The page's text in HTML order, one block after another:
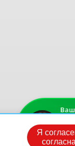
Ваш
Я
согласна